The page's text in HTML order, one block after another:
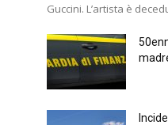
Guccini. L’artista è